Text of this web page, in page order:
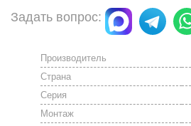
Задать вопрос:
Производитель
Страна
Серия
Монтаж